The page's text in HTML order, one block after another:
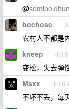
@
bochose
农村人不都是
kneep Jul 8
变松，失去弹
Msxx Jul 8
不坏不丢，每